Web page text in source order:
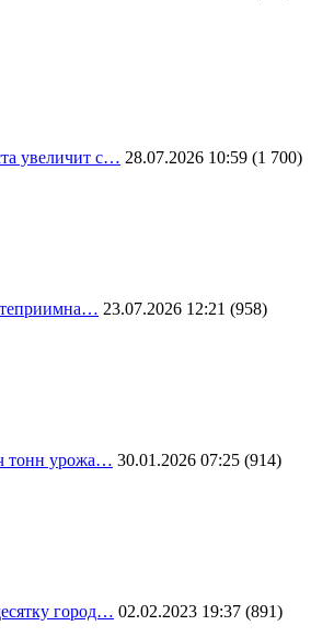
увеличит с… 28.07.2026 10:59 (1 700)
23.07.2026 12:21 (958)
тонн урожа… 30.01.2026 07:25 (914)
город… 02.02.2023 19:37 (891)